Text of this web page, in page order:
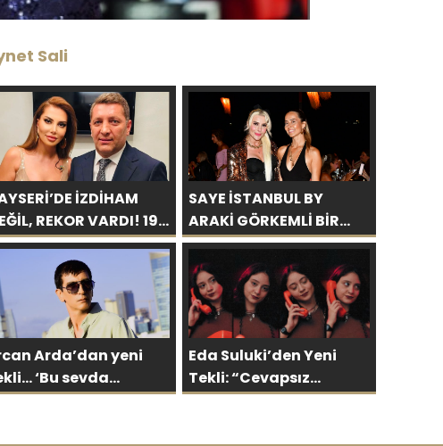
Sali
İZDİHAM
REKOR VARDI! 195
KİŞİ
SAYE İSTANBUL BY
ARAKİ GÖRKEMLİ BİR
AÇILIŞLA KAPILARINI
AÇTI!
Arda’dan yeni
‘Bu sevda
Eda Suluki’den Yeni
Tekli: “Cevapsız
Sorular”